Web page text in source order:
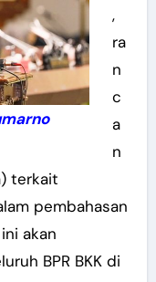
,
ra
n
c
a
n
terkait
pembahasan
akan
BPR BKK di